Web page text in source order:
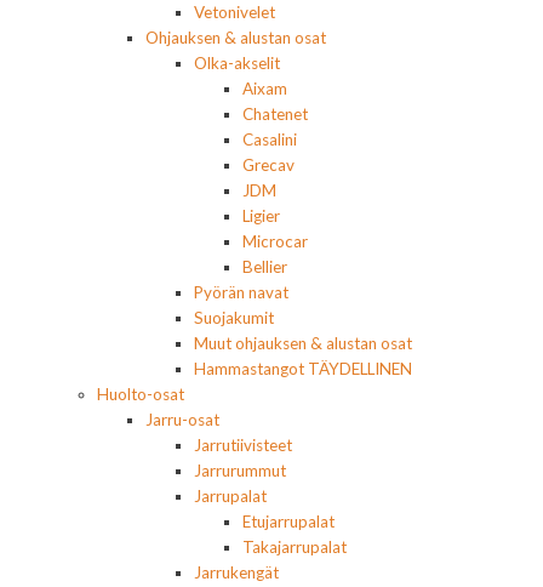
Vetonivelet
Ohjauksen & alustan osat
Olka-akselit
Aixam
Chatenet
Casalini
Grecav
JDM
Ligier
Microcar
Bellier
Pyörän navat
Suojakumit
Muut ohjauksen & alustan osat
Hammastangot TÄYDELLINEN
Huolto-osat
Jarru-osat
Jarrutiivisteet
Jarrurummut
Jarrupalat
Etujarrupalat
Takajarrupalat
Jarrukengät